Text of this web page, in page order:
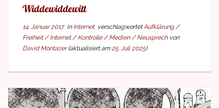
Widde­widde­witt
14. Januar 2017in Internet verschlagwortetAufklärung/
Freiheit/Internet/Kontrolle/Medien/Neusprech von
David Montazer(aktualisiert am25. Juli 2025)